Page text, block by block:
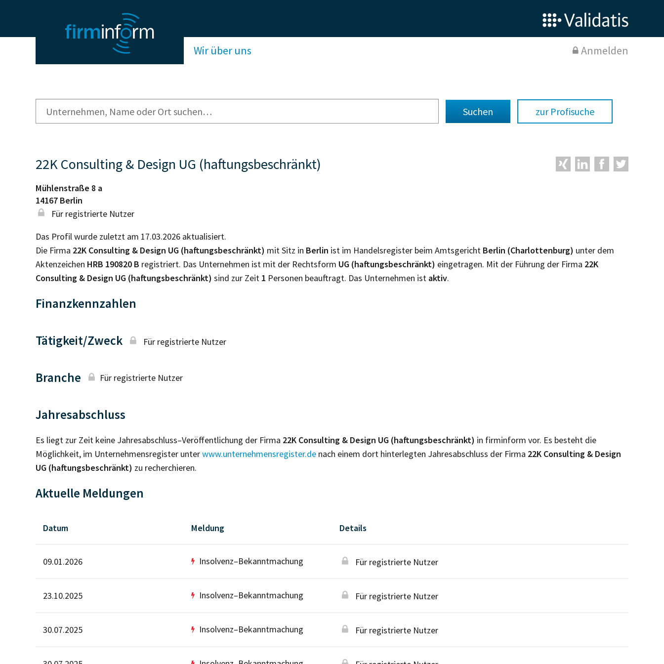
Wir über uns Anmelden
zur Profisuche
22K Consulting & Design UG (haftungsbeschränkt)
Mühlenstraße 8 a
14167 Berlin
Für registrierte Nutzer
Das Profil wurde zuletzt am 17.03.2026 aktualisiert.
Die Firma 22K Consulting & Design UG (haftungsbeschränkt) mit Sitz in Berlin ist im Handelsregister beim Amtsgericht Berlin (Charlottenburg) unter dem
Aktenzeichen HRB 190820 B registriert. Das Unternehmen ist mit der Rechtsform UG (haftungsbeschränkt) eingetragen. Mit der Führung der Firma 22K
Consulting & Design UG (haftungsbeschränkt) sind zur Zeit 1 Personen beauftragt. Das Unternehmen ist aktiv.
Finanzkennzahlen
Tätigkeit/Zweck Für registrierte Nutzer
Branche Für registrierte Nutzer
Jahresabschluss
Es liegt zur Zeit keine Jahresabschluss–Veröffentlichung der Firma 22K Consulting & Design UG (haftungsbeschränkt) in firminform vor. Es besteht die
Möglichkeit, im Unternehmensregister unterwww.unternehmensregister.de nach einem dort hinterlegten Jahresabschluss der Firma 22K Consulting & Design
UG (haftungsbeschränkt) zu recherchieren.
Aktuelle Meldungen
Datum Meldung Details
09.01.2026 Insolvenz–Bekanntmachung Für registrierte Nutzer
23.10.2025 Insolvenz–Bekanntmachung Für registrierte Nutzer
30.07.2025 Insolvenz–Bekanntmachung Für registrierte Nutzer